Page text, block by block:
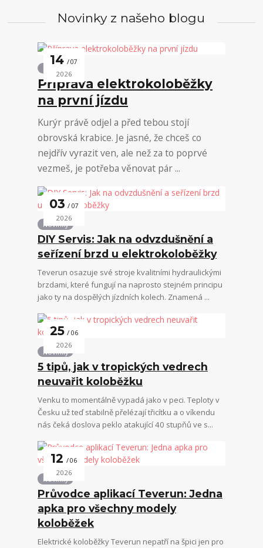
Novinky z našeho blogu
14 07
2026
Příprava elektrokoloběžky
na první jízdu
Kurýr právě odjel a před tebou stojí
obrovská krabice. Je jasné, že chceš co
nejdřív vyrazit ven, ale než za to poprvé
vezmeš, je potřeba věnovat pár ...
03 07
2026
Novinky
DIY Servis: Jak na odvzdušnění a
seřízení brzd u elektrokoloběžky
Teverun osazuje své stroje kvalitními hydraulickými
brzdami, které fungují na naprosto stejném principu
jako ty na dospělých jízdních kolech. Znamená ...
25 06
2026
Novinky
5 tipů, jak v tropických vedrech
neuvařit koloběžku
Venku to momentálně vypadá jako v peci. Teploty v
Česku už teď stabilně přelézají třicítku a o víkendu
nás čeká doslova peklo atakující 40 stupňů ve s...
12 06
2026
Novinky
Průvodce aplikací Teverun: Jedna
apka pro všechny modely
koloběžek
Elektrické koloběžky Teverun nepatří na špici jen pro